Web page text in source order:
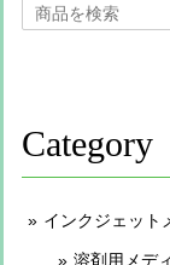
Category
インクジェット
溶剤用メデ